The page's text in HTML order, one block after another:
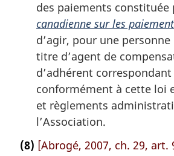
des paiements constituée
canadienne sur les
d’agir, pour une
titre d’agent de
d’adhérent
conformément à cette loi
et règlements
l’Association.
(8) [Abrogé, 2007, ch. 29, art.